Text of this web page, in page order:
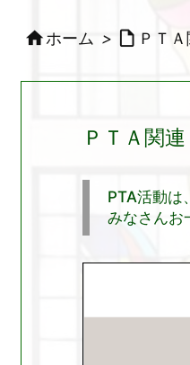
ホーム >  ＰＴ
ＰＴＡ関連
PTA活動は
みなさんお